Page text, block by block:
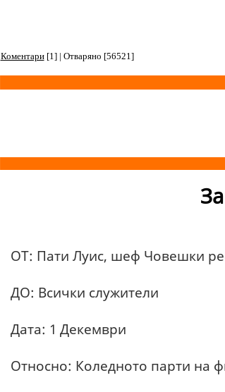
Коментари[1] | Отваряно [56521]
ОТ: Пати Луис, шеф Човешки
ДО: Всички служители
Дата: 1 Декември
Относно: Коледното парти на